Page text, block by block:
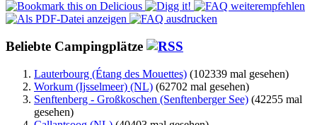
Beliebte Campingplätze
Lauterbourg (Étang des Mouettes) (102339 mal gesehen)
Workum (Ijsselmeer) (NL) (62702 mal gesehen)
Senftenberg - Großkoschen (Senftenberger See) (42255 mal
gesehen)